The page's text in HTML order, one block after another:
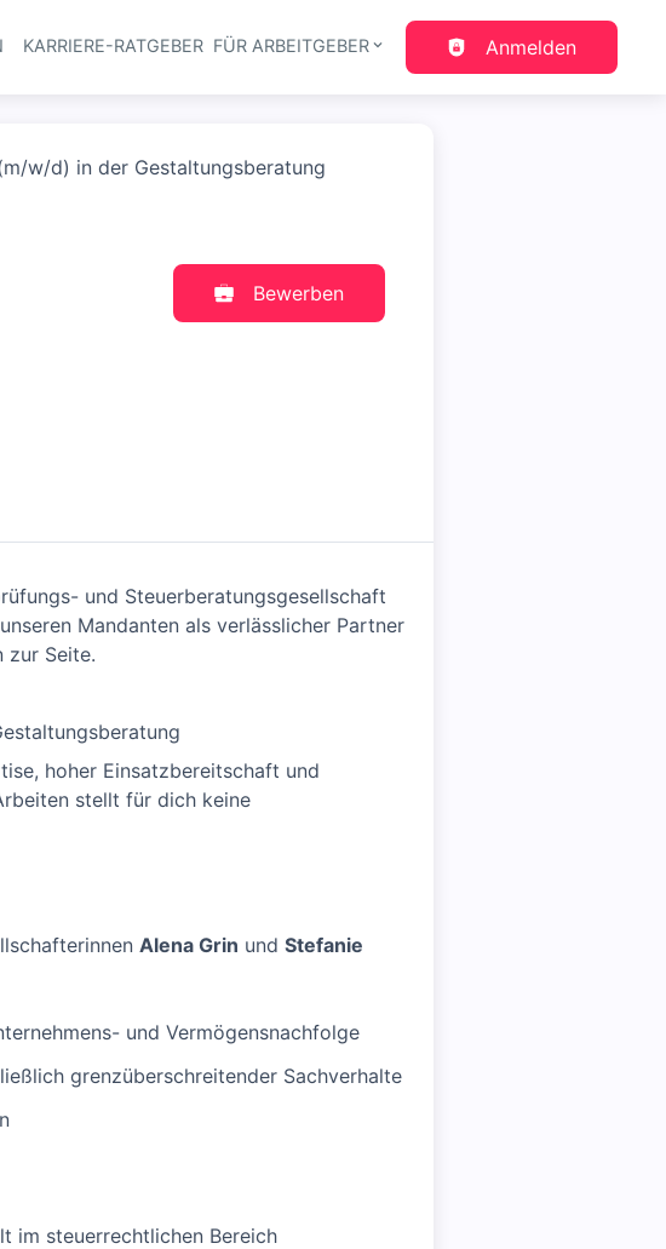
Haupt-Navigation
KARRIERE-RATGEBER FÜR ARBEITGEBER Anmelden
w/d) in der Gestaltungsberatung
Bewerben
und Steuerberatungsgesellschaft
Mandanten als verlässlicher Partner
zur Seite.
hoher Einsatzbereitschaft und
stellt für dich keine
Alena Grin und Stefanie
und Vermögensnachfolge
grenzüberschreitender Sachverhalte
im steuerrechtlichen Bereich